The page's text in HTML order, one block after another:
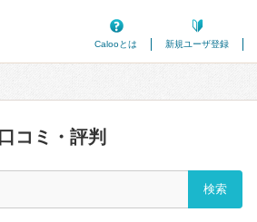
Calooとは
新規ユーザ登録
口コミ・評判